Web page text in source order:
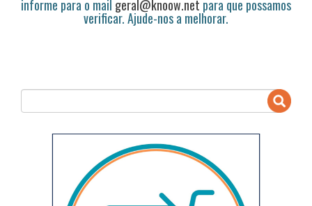
informe para o mail geral@knoow.net para que possamos
verificar. Ajude-nos a melhorar.